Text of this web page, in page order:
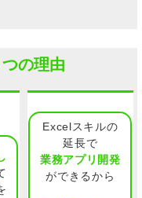
つの理由
Excelスキルの
延長で
業務アプリ開発
ができるから